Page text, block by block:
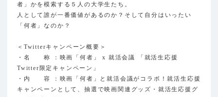
者」かを模索する５人の大学生たち。
人として誰が一番価値があるのか？そして自分はいったい
「何者」なのか？
＜Twitterキャンペーン概要＞
・名 称 ：映画「何者」 x 就活会議 「就活生応援
Twitter限定キャンペーン」
・内 容 ：映画「何者」と就活会議がコラボ！就活生応援
キャンペーンとして、抽選で映画関連グッズ・就活生応援グ